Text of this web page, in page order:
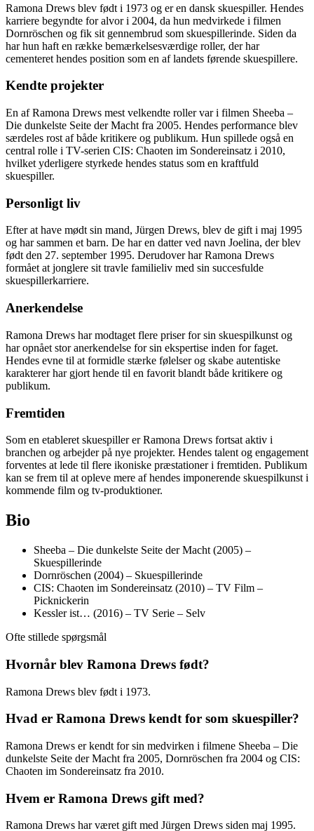
Ramona Drews blev født i 1973 og er en dansk skuespiller. Hendes
karriere begyndte for alvor i 2004, da hun medvirkede i filmen
Dornröschen og fik sit gennembrud som skuespillerinde. Siden da
har hun haft en række bemærkelsesværdige roller, der har
cementeret hendes position som en af landets førende skuespillere.
Kendte projekter
En af Ramona Drews mest velkendte roller var i filmen Sheeba –
Die dunkelste Seite der Macht fra 2005. Hendes performance blev
særdeles rost af både kritikere og publikum. Hun spillede også en
central rolle i TV-serien CIS: Chaoten im Sondereinsatz i 2010,
hvilket yderligere styrkede hendes status som en kraftfuld
skuespiller.
Personligt liv
Efter at have mødt sin mand, Jürgen Drews, blev de gift i maj 1995
og har sammen et barn. De har en datter ved navn Joelina, der blev
født den 27. september 1995. Derudover har Ramona Drews
formået at jonglere sit travle familieliv med sin succesfulde
skuespillerkarriere.
Anerkendelse
Ramona Drews har modtaget flere priser for sin skuespilkunst og
har opnået stor anerkendelse for sin ekspertise inden for faget.
Hendes evne til at formidle stærke følelser og skabe autentiske
karakterer har gjort hende til en favorit blandt både kritikere og
publikum.
Fremtiden
Som en etableret skuespiller er Ramona Drews fortsat aktiv i
branchen og arbejder på nye projekter. Hendes talent og engagement
forventes at lede til flere ikoniske præstationer i fremtiden. Publikum
kan se frem til at opleve mere af hendes imponerende skuespilkunst i
kommende film og tv-produktioner.
Bio
Sheeba – Die dunkelste Seite der Macht (2005) –
Skuespillerinde
Dornröschen (2004) – Skuespillerinde
CIS: Chaoten im Sondereinsatz (2010) – TV Film –
Picknickerin
Kessler ist… (2016) – TV Serie – Selv
Ofte stillede spørgsmål
Hvornår blev Ramona Drews født?
Ramona Drews blev født i 1973.
Hvad er Ramona Drews kendt for som skuespiller?
Ramona Drews er kendt for sin medvirken i filmene Sheeba – Die
dunkelste Seite der Macht fra 2005, Dornröschen fra 2004 og CIS:
Chaoten im Sondereinsatz fra 2010.
Hvem er Ramona Drews gift med?
Ramona Drews har været gift med Jürgen Drews siden maj 1995.